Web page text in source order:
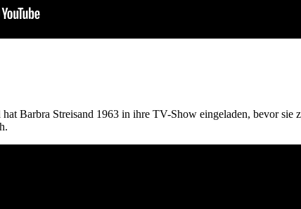
Barbra Streisand 1963 in ihre TV-Show eingeladen, bevor